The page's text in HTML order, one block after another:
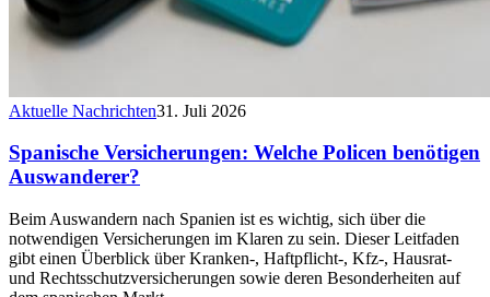
Aktuelle Nachrichten31. Juli 2026
Spanische Versicherungen: Welche Policen benötigen
Auswanderer?
Beim Auswandern nach Spanien ist es wichtig, sich über die
notwendigen Versicherungen im Klaren zu sein. Dieser Leitfaden
gibt einen Überblick über Kranken-, Haftpflicht-, Kfz-, Hausrat-
und Rechtsschutzversicherungen sowie deren Besonderheiten auf